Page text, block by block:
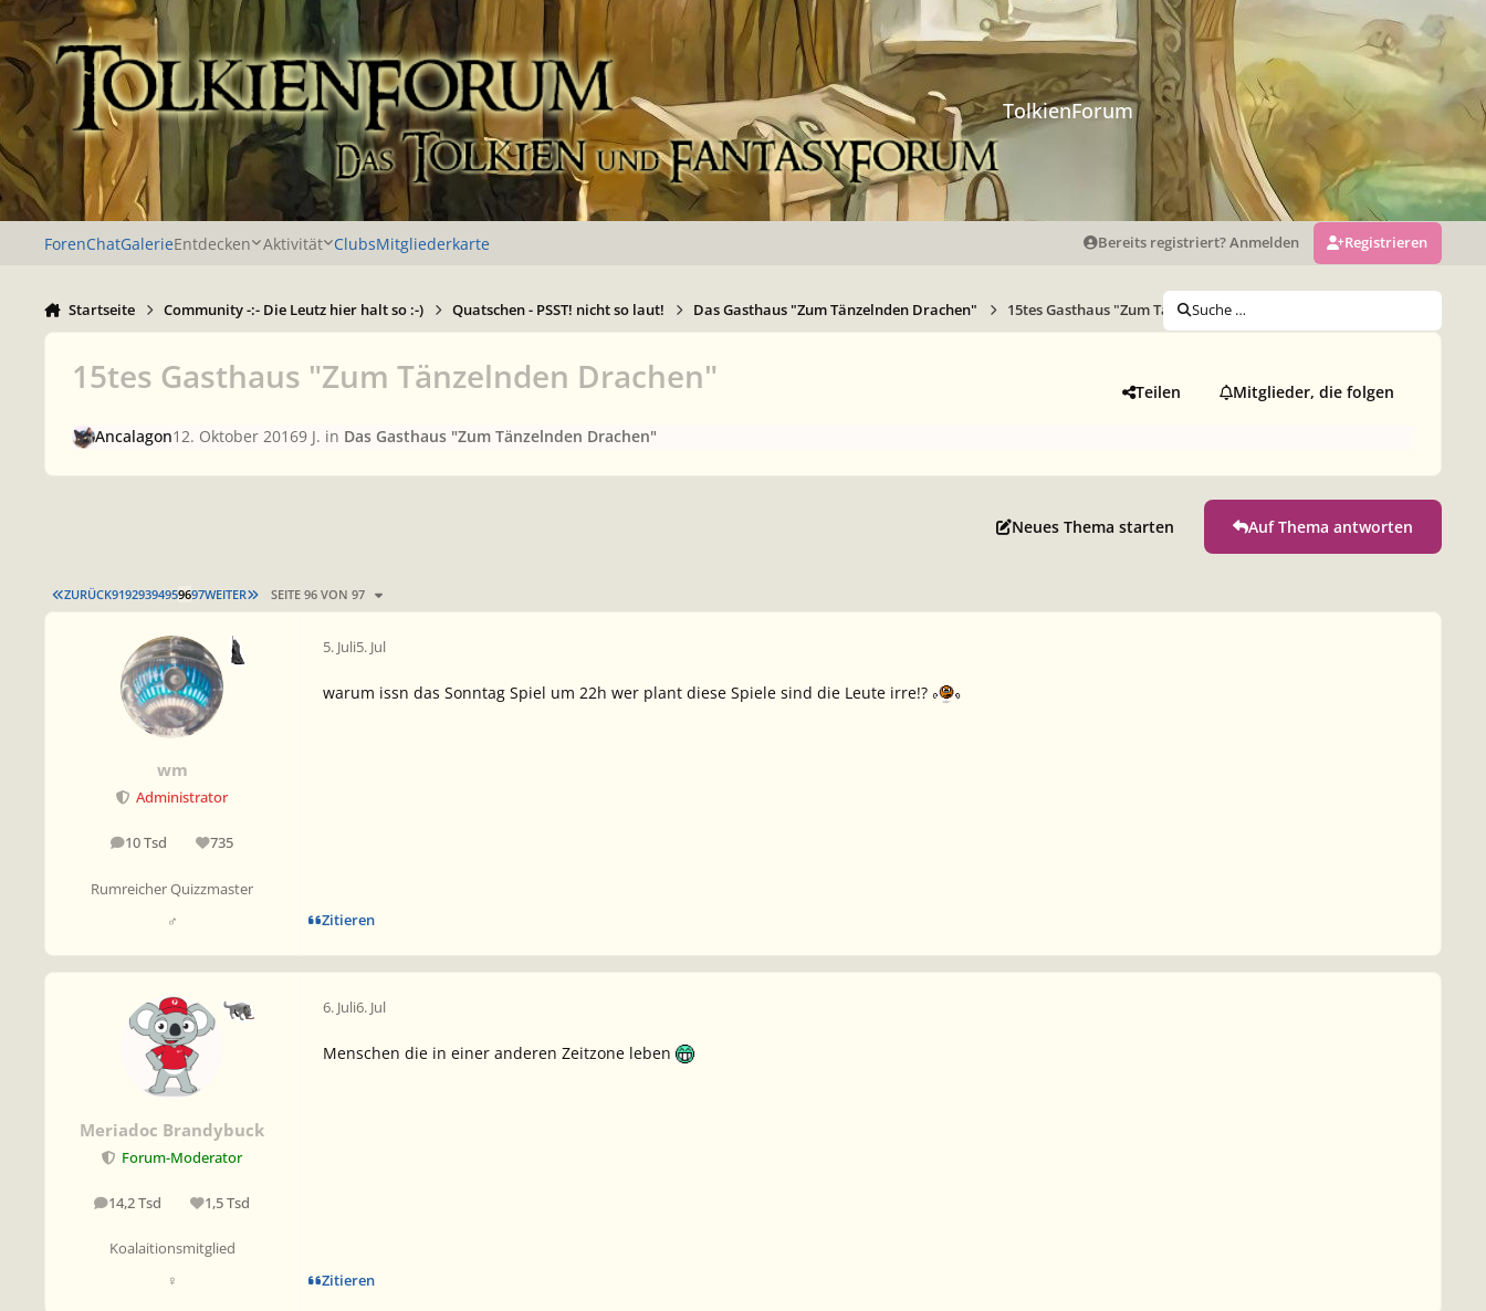
Zu Inhalt springen
TolkienForum
ForenChatGalerieEntdecken Aktivität ClubsMitgliederkarte Bereits registriert? Anmelden Registrieren
Startseite Community -:- Die Leutz hier halt so :-) Quatschen - PSST! nicht so laut! Das Gasthaus "Zum Tänzelnden Drachen" 15tes Gasthaus "Zum Tänzelnden Drachen"
Suche …
15tes Gasthaus "Zum Tänzelnden Drachen" Teilen Mitglieder, die folgen
Ancalagon12. Oktober 20169 J. in Das Gasthaus "Zum Tänzelnden Drachen"
Neues Thema starten Auf Thema antworten
ERSTE SEITE
ZURÜCK91929394959697WEITER LETZTE SEITE
SEITE 96 VON 97
wm
Administrator
10 Tsd
Beiträge 735
Reputation
Rumreicher Quizzmaster
♂
5. Juli5. Jul
warum issn das Sonntag Spiel um 22h wer plant diese Spiele sind die Leute irre!?
Zitieren
Meriadoc Brandybuck
Forum-Moderator
14,2 Tsd
Beiträge 1,5 Tsd
Reputation
Koalaitionsmitglied
♀
6. Juli6. Jul
Menschen die in einer anderen Zeitzone leben
Zitieren